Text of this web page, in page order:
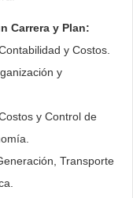
Carrera y Plan:
y Costos.
y
y Control de
Transporte